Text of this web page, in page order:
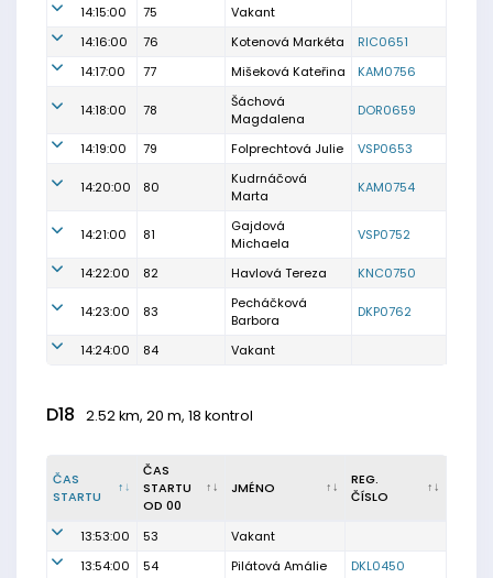
14:15:00 75
Vakant
14:16:00
76 Kotenová Markéta
RIC0651
14:17:00
77 Mišeková Kateřina KAM0756
14:18:00 78
Šáchová
Magdalena
DOR0659
14:19:00 79 Folprechtová Julie VSP0653
14:20:00 80
Kudrnáčová
Marta
KAM0754
14:21:00 81
Gajdová
Michaela
VSP0752
14:22:00 82 Havlová Tereza KNC0750
14:23:00 83
Pecháčková
Barbora
DKP0762
14:24:00 84 Vakant
D18 2.52 km, 20 m, 18 kontrol
ČAS
STARTU
ČAS
STARTU
OD 00
JMÉNO
REG.
ČÍSLO
13:53:00 53
Vakant
13:54:00
54 Pilátová Amálie DKL0450